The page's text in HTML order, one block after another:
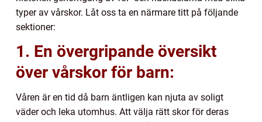
typer av vårskor. Låt oss ta en närmare titt på följande
sektioner:
1. En övergripande översikt
över vårskor för barn:
Våren är en tid då barn äntligen kan njuta av soligt
väder och leka utomhus. Att välja rätt skor för deras